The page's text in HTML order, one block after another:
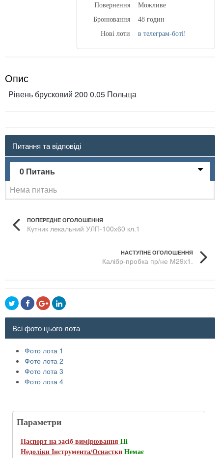
Повернення
Можливе
Бронювання
48 годин
Нові лоти
в телеграм-боті!
Опис
Рівень брусковий 200 0.05 Польща
Питання та відповіді
0 Питань
Нема питань
ПОПЕРЕДНЕ ОГОЛОШЕННЯ
Кутник лекальний УЛП-100х60 кл.1
НАСТУПНЕ ОГОЛОШЕННЯ
Калібр-пробка пр/не М29х1.
Всі фото цього лота
Фото лота 1
Фото лота 2
Фото лота 3
Фото лота 4
Параметри
Паспорт на засіб вимірювання Ні
Недоліки Інструмента/Оснастки Немає